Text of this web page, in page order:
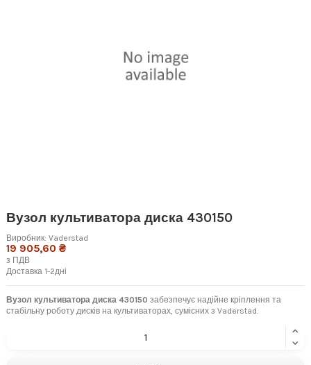
Вузол культиватора диска 430150
Виробник: Vaderstad
19 905,60 ₴
з ПДВ
Доставка 1-2дні
Вузол культиватора диска 430150 забезпечує надійне кріплення та
стабільну роботу дисків на культиваторах, сумісних з Vaderstad.